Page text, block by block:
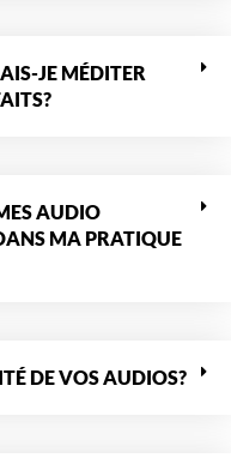
JE MÉDITER
AUDIO
MA PRATIQUE
DE VOS AUDIOS?